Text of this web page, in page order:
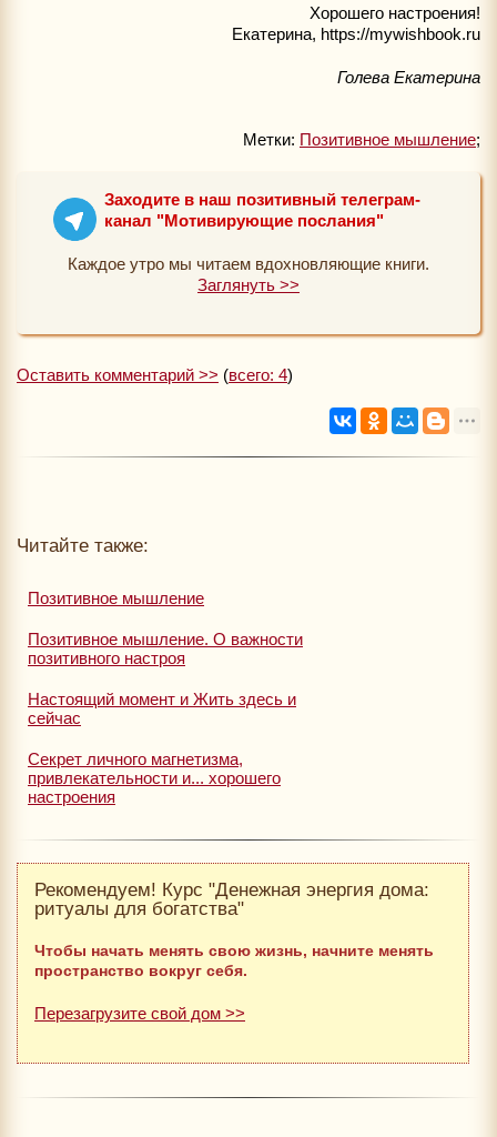
Хорошего настроения!
Екатерина, https://mywishbook.ru
Голева Екатерина
Метки: Позитивное мышление;
Заходите в наш позитивный телеграм-
канал "Мотивирующие послания"
Каждое утро мы читаем вдохновляющие книги.
Заглянуть >>
Оставить комментарий >> (всего: 4)
Читайте также:
Позитивное мышление
Позитивное мышление. О важности
позитивного настроя
Настоящий момент и Жить здесь и
сейчас
Секрет личного магнетизма,
привлекательности и... хорошего
настроения
Рекомендуем! Курс "Денежная энергия дома:
ритуалы для богатства"
Чтобы начать менять свою жизнь, начните менять
пространство вокруг себя.
Перезагрузите свой дом >>